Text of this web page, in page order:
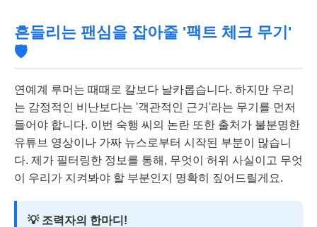
흔들리는 팬심을 잡아줄 '팩트 체크 무기'
🛡️
연예계 루머는 때때로 칼보다 날카롭습니다. 하지만 우리
는 감정적인 비난보다는 '객관적인 근거'라는 무기를 먼저
들어야 합니다. 이번 숙행 씨의 논란 또한 출처가 불분명한
유튜브 영상이나 가짜 뉴스로부터 시작된 부분이 많습니
다. 제가 필터링한 정보를 통해, 무엇이 허위 사실이고 무엇
이 우리가 지켜봐야 할 부분인지 명확히 짚어드릴게요.
💡 조력자의 한마디!